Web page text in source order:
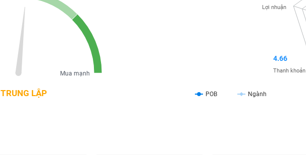
TRUNG LẬP
Mua mạnh
POB Ngành
4.66
Thanh khoản
Lợi nhuận